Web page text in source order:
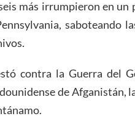
más irrumpieron en un
saboteando
contra la Guerra del
de Afganistán,